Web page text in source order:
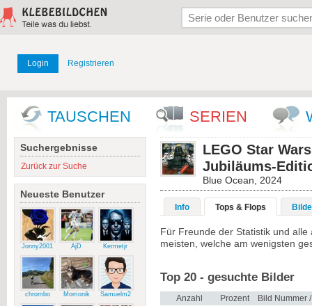
Login Registrieren
TAUSCHEN SERIEN
Suchergebnisse
Zurück zur Suche
Neueste Benutzer
Jonny2001 AjD Kermetjr
chrombo Momonik Samuelm2
LEGO Star
Jubiläums-
Blue Ocean, 2024
Info Tops & Flops
Für Freunde der Statistik und
meisten, welche am wenigsten
Top 20 - gesuchte Bilder
Anzahl Prozent
Bild Nummer